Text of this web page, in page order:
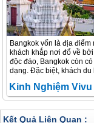
Bangkok vốn là địa
khách khắp nơi đổ về
độc đáo, Bangkok còn
dạng. Đặc biệt, khách du
bởi gần và chi phí cho
chẳng giỏi tiếng Thái và
nghiệm cẩn thận để có
Kinh Nghiệm
Kết Quả Liên Quan :